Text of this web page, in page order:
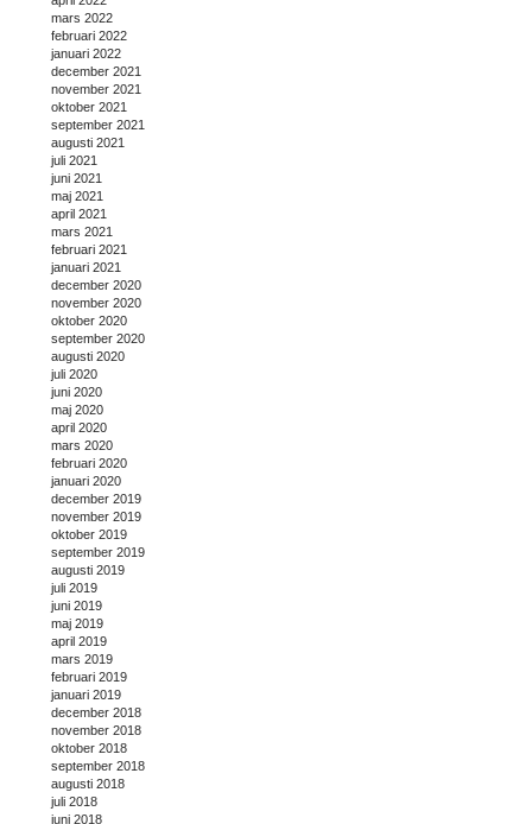
mars 2022
februari 2022
januari 2022
december 2021
november 2021
oktober 2021
september 2021
augusti 2021
juli 2021
juni 2021
maj 2021
april 2021
mars 2021
februari 2021
januari 2021
december 2020
november 2020
oktober 2020
september 2020
augusti 2020
juli 2020
juni 2020
maj 2020
april 2020
mars 2020
februari 2020
januari 2020
december 2019
november 2019
oktober 2019
september 2019
augusti 2019
juli 2019
juni 2019
maj 2019
april 2019
mars 2019
februari 2019
januari 2019
december 2018
november 2018
oktober 2018
september 2018
augusti 2018
juli 2018
juni 2018